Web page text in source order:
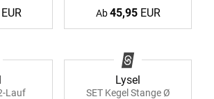
Ab45,95EUR
Lauf
Lysel
SET Kegel Stange Ø